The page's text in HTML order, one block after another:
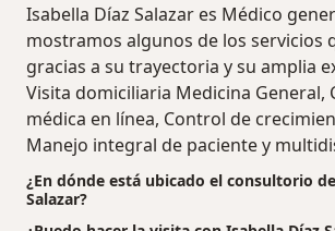
Isabella Díaz Salazar es Médico
mostramos algunos de los servicios
gracias a su trayectoria y su amplia
Visita domiciliaria Medicina General,
médica en línea, Control de
Manejo integral de paciente y
¿En dónde está ubicado el consultorio
Salazar?